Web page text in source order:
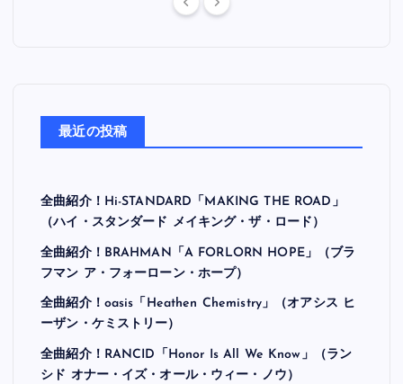
最近の投稿
全曲紹介！Hi-STANDARD「MAKING THE ROAD」
（ハイ・スタンダード メイキング・ザ・ロード）
全曲紹介！BRAHMAN「A FORLORN HOPE」（ブラ
フマン ア・フォーローン・ホープ）
全曲紹介！oasis「Heathen Chemistry」（オアシス ヒ
ーザン・ケミストリー）
全曲紹介！RANCID「Honor Is All We Know」（ラン
シド オナー・イズ・オール・ウィー・ノウ）